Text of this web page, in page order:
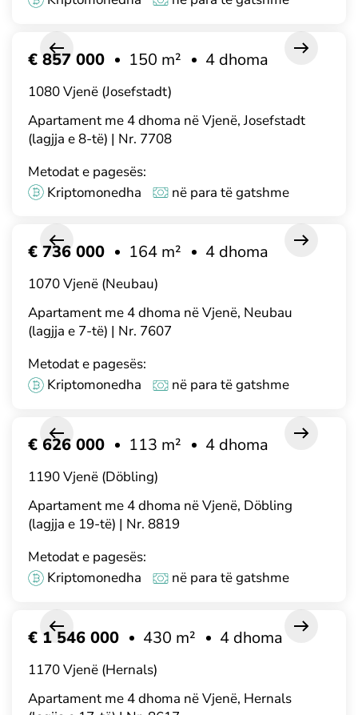
Apartament me 4 dhoma në Vjenë, Josefstadt
(lagjja e 8-të) | Nr. 7708
€ 857 000 150 m² 4 dhoma
1080 Vjenë (Josefstadt)
Metodat e pagesës:
Kriptomonedha
në para të gatshme
Apartament me 4 dhoma në Vjenë, Neubau
(lagjja e 7-të) | Nr. 7607
€ 736 000 164 m² 4 dhoma
1070 Vjenë (Neubau)
Metodat e pagesës:
Kriptomonedha
në para të gatshme
Apartament me 4 dhoma në Vjenë, Döbling
(lagjja e 19-të) | Nr. 8819
€ 626 000 113 m² 4 dhoma
1190 Vjenë (Döbling)
Metodat e pagesës:
Kriptomonedha
në para të gatshme
Apartament me 4 dhoma në Vjenë, Hernals
€ 1 546 000 430 m² 4 dhoma
1170 Vjenë (Hernals)